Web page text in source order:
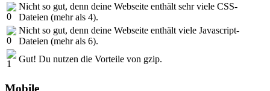
Nicht so gut, denn deine Webseite enthält sehr viele CSS-
Dateien (mehr als 4).
Nicht so gut, denn deine Webseite enthält viele Javascript-
Dateien (mehr als 6).
Gut! Du nutzen die Vorteile von gzip.
Mobile